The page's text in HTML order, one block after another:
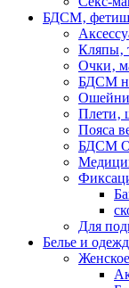
БДСМ‚ фетиш
Кляпы‚
Очки‚
БДСМ
Плети‚
Пояса
БДСМ
Для
Белье и